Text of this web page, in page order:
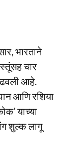
भारताने
चार
आहे.
आणि रशिया
याच्या
शुल्क लागू